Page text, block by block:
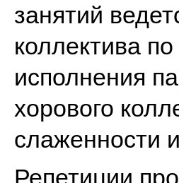
занятий
коллектива
исполнения
хорового
слаженности
Репетиции